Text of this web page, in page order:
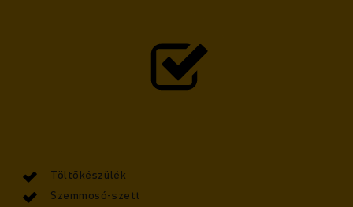
Töltőkészülék
Szemmosó-szett